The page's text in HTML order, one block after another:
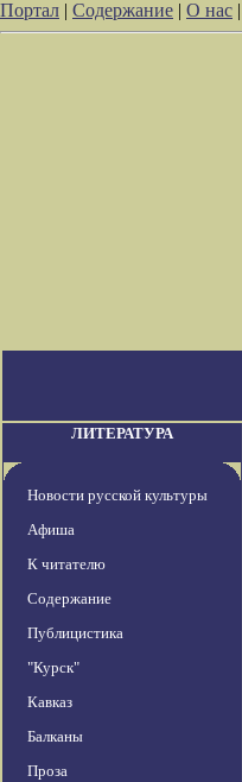
Портал | Содержание | О нас |
ЛИТЕРАТУРА
Новости русской культуры
Афиша
К читателю
Содержание
Публицистика
"Курск"
Кавказ
Балканы
Проза